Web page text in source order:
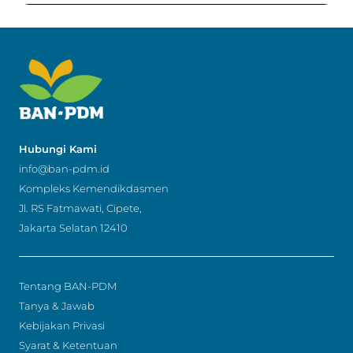
Hubungi Kami
info@ban-pdm.id
Kompleks Kemendikdasmen
Jl. RS Fatmawati, Cipete,
Jakarta Selatan 12410
Tentang BAN-PDM
Tanya & Jawab
Kebijakan Privasi
Syarat & Ketentuan